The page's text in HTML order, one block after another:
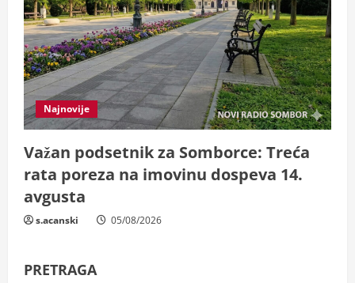
Najnovije
Važan podsetnik za Somborce: Treća
rata poreza na imovinu dospeva 14.
avgusta
s.acanski 05/08/2026
PRETRAGA